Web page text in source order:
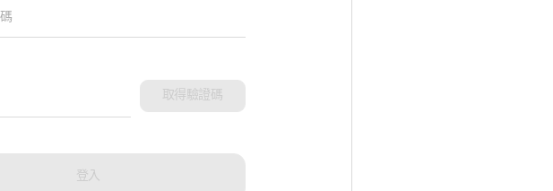
取得驗證碼
登入